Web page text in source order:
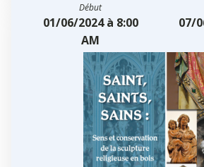
Début
01/06/2024 à 8:00
AM
07/